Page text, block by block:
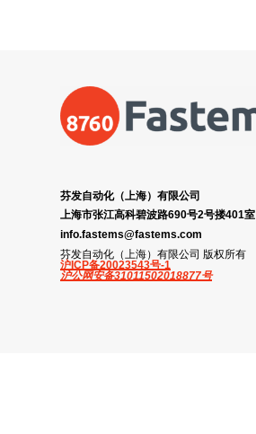
芬发自动化（上海）有限公司
上海市张江高科碧波路690号2号搂401室
info.fastems@fastems.com
芬发自动化（上海）有限公司 版权所有
沪ICP备20023543号-1
沪公网安备31011502018877号